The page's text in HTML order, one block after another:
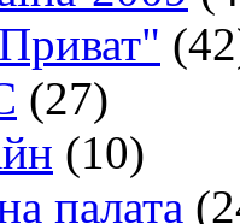
(27)
(10)
палата